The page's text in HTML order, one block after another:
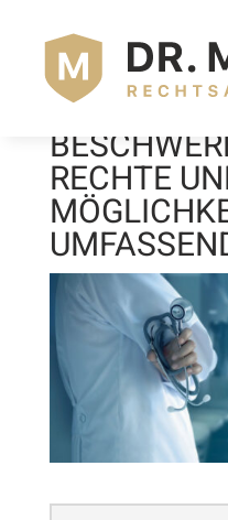
WO KANN
ÜBER
RECHTE